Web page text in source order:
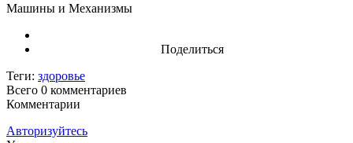
Машины и Механизмы
Поделиться
Теги: здоровье
Всего 0 комментариев
Комментарии
Авторизуйтесь